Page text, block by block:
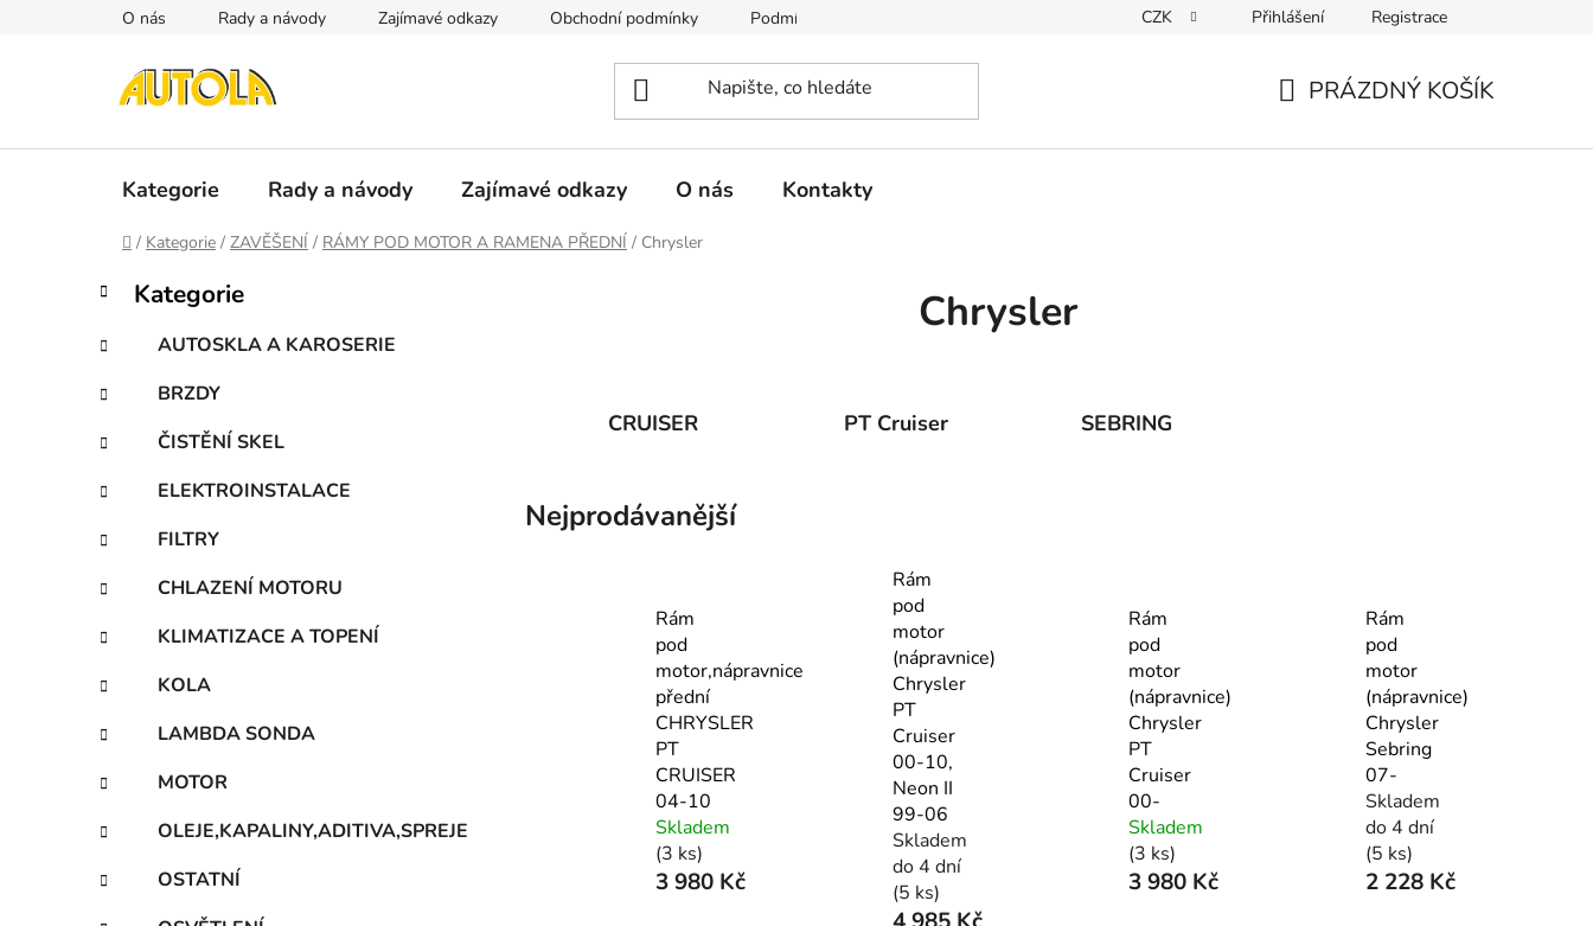
O nás Rady a návody Zajímavé odkazy Obchodní podmínky Podmínky ochrany osobních údajů CZK Přihlášení Registrace
PRÁZDNÝ KOŠÍK
Kategorie Rady a návody Zajímavé odkazy O nás Kontakty
Domů
/ Kategorie / ZAVĚŠENÍ / RÁMY POD MOTOR A RAMENA PŘEDNÍ / Chrysler
P
s
r
a
n
í
p
a
e
l
Přeskočit
kategorie
K
a
e
g
o
r
e
Kategorie
AUTOSKLA A KAROSERIE
BRZDY
ČISTĚNÍ SKEL
ELEKTROINSTALACE
FILTRY
CHLAZENÍ MOTORU
KLIMATIZACE A TOPENÍ
KOLA
LAMBDA SONDA
MOTOR
OLEJE,KAPALINY,ADITIVA,SPREJE
OSTATNÍ
Chrysler
CRUISER PT Cruiser SEBRING
Nejprodávanější
Rám
pod
motor,nápravnice
přední
CHRYSLER
PT
CRUISER
04-10
Skladem
(3 ks)
3 980 Kč
Rám
pod
motor
(nápravnice)
Chrysler
PT
Cruiser
00-10,
Neon II
99-06
Skladem
do 4 dní
(5 ks)
Rám
pod
motor
(nápravnice)
Chrysler
PT
Cruiser
00-
Skladem
(3 ks)
3 980 Kč
Rám
pod
motor
(nápravnice)
Chrysler
Sebring
07-
Skladem
do 4 dní
(5 ks)
2 228 Kč